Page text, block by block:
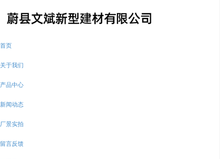
首页
关于我们
产品中心
新闻动态
厂景实拍
留言反馈